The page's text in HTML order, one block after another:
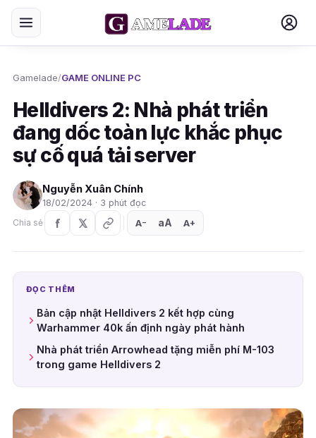
Gamelade/GAME ONLINE PC
Helldivers 2: Nhà phát triển
đang dốc toàn lực khắc phục
sự cố quá tải server
Nguyễn Xuân Chính
18/02/2024 · 3 phút đọc
Chia sẻ
A− aA A+
ĐỌC THÊM
Bản cập nhật Helldivers 2 kết hợp cùng
Warhammer 40k ấn định ngày phát hành
Nhà phát triển Arrowhead tặng miễn phí M-103
trong game Helldivers 2